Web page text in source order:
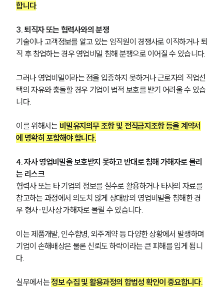
합니다.
3. 퇴직자 또는 협력사와의 분쟁
기술이나 고객정보를 알고 있는 임직원이 경쟁사로 이직하거나 퇴
직 후 창업하는 경우 영업비밀 침해 분쟁으로 이어질 수 있습니다.
그러나 영업비밀이라는 점을 입증하지 못하거나 근로자의 직업선
택의 자유와 충돌할 경우 기업이 법적 보호를 받기 어려울 수 있습
니다.
이를 위해서는 비밀유지의무 조항 및 전직금지조항 등을 계약서
에 명확히 포함해야 합니다.
4. 자사 영업비밀을 보호받지 못하고 반대로 침해 가해자로 몰리
는 리스크
협력사 또는 타 기업의 정보를 실수로 활용하거나 타사의 자료를
참고하는 과정에서 의도치 않게 상대방의 영업비밀을 침해한 경
우 형사·민사상 가해자로 몰릴 수 있습니다.
이는 제품개발, 인수합병, 외주계약 등 다양한 상황에서 발생하며
기업이 손해배상은 물론 신뢰도 하락이라는 큰 피해를 입게 됩니
다.
실무에서는 정보 수집 및 활용과정의 합법성 확인이 중요합니다.